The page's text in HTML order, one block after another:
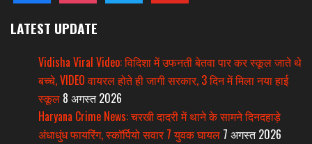
LATEST UPDATE
Vidisha Viral Video: विदिशा में उफनती बेतवा पार कर स्कूल जाते थे
बच्चे, VIDEO वायरल होते ही जागी सरकार, 3 दिन में मिला नया हाई
स्कूल 8 अगस्त 2026
Haryana Crime News: चरखी दादरी में थाने के सामने दिनदहाड़े
अंधाधुंध फायरिंग, स्कॉर्पियो सवार 7 युवक घायल 7 अगस्त 2026